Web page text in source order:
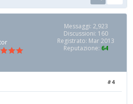
Messaggi: 2,923
Discussioni: 160
Registrato: Mar 2013
Reputazione: 64
#4